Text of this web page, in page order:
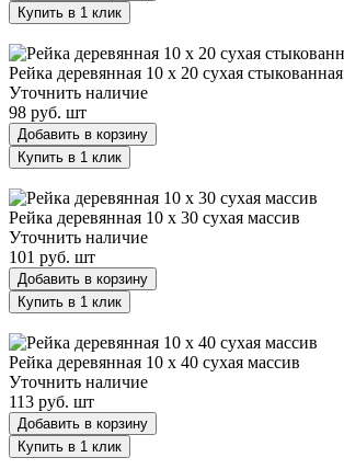
Купить в 1 клик
Рейка деревянная 10 х 20 сухая стыкованная
Уточнить наличие
98 руб. шт
Добавить в корзину
Купить в 1 клик
Рейка деревянная 10 х 30 сухая массив
Уточнить наличие
101 руб. шт
Добавить в корзину
Купить в 1 клик
Рейка деревянная 10 х 40 сухая массив
Уточнить наличие
113 руб. шт
Добавить в корзину
Купить в 1 клик